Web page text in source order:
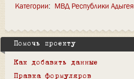
Категории: МВД Республики Адыгея
Помочь проекту
Как добавить данные
Правка формуляров